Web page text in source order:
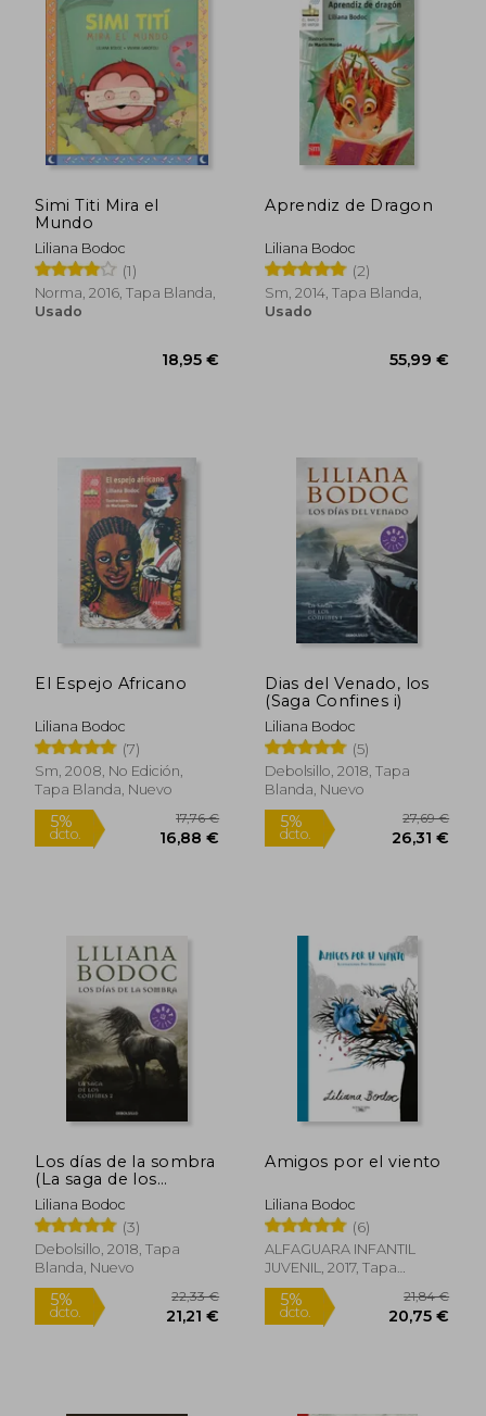
novelas Memorias impuras, Presagios de
carnaval y la trilogía Tiempo de dragones,
Liliana escribió mucho para niños y
jóvenes: Sucedió en colores; La entrevista;
El mapa imposible; Diciembre, Súper
Álbum; El perro del peregrino; Amigos por
el viento y la serie Elementales: Ondinas,
Salamandras, Silfos y Nomos entre otros.
Sus libros están traducidos al inglés,
portugués y japonés. Recibió numerosos
Simi Titi Mira el
Mundo
Liliana Bodoc
(1)
Norma, 2016, Tapa Blanda,
Usado
Aprendiz de Dragon
Liliana Bodoc
(2)
Sm, 2014, Tapa Blanda,
Usado
El Espejo Africano
Liliana Bodoc
(7)
Sm, 2008, No Edición,
Tapa Blanda, Nuevo
5%
dcto. 16,88 €
Dias del Venado, los
(Saga Confines i)
Liliana Bodoc
(5)
Debolsillo, 2018, Tapa
Blanda, Nuevo
5%
dcto.
Los días de la sombra
(La saga de los
confines 2)
Liliana Bodoc
(3)
Debolsillo, 2018, Tapa
Blanda, Nuevo
Amigos por el viento
Liliana Bodoc
(6)
ALFAGUARA INFANTIL
JUVENIL, 2017, Tapa
Blanda, Nuevo